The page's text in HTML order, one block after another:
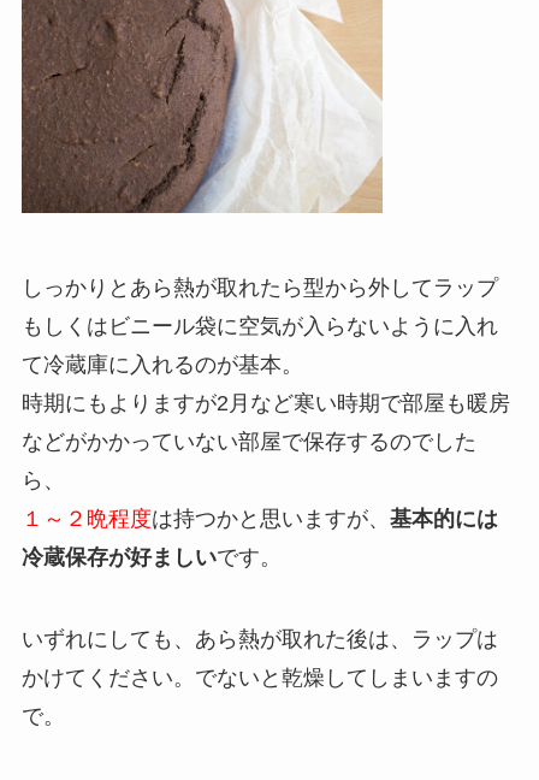
しっかりとあら熱が取れたら型から外してラップ
もしくはビニール袋に空気が入らないように入れ
て冷蔵庫に入れるのが基本。
時期にもよりますが2月など寒い時期で部屋も暖房
などがかかっていない部屋で保存するのでした
ら、
１～２晩程度は持つかと思いますが、 基本的には
冷蔵保存が好ましいです。
いずれにしても、あら熱が取れた後は、ラップは
かけてください。でないと乾燥してしまいますの
で。